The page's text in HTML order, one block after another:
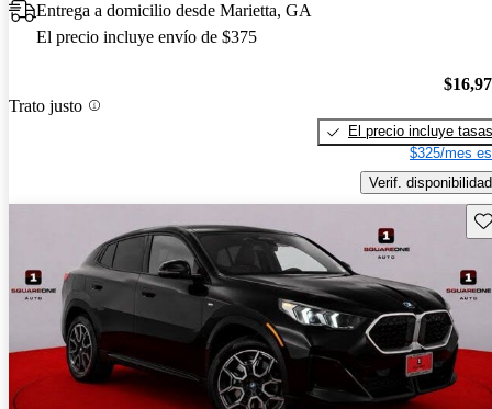
Entrega a domicilio desde Marietta, GA
El precio incluye envío de $375
Trato justo
El precio incluye tasas
$325/mes
Verif. disponibilidad